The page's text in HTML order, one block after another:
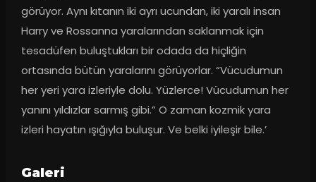
görüyor. Aynı kıtanın iki ayrı ucundan, iki yaralı insan
Harry ve Rossanna yaralarından saklanmak için
tesadüfen buluştukları bir odada da hiçliğin
ortasında bütün yaralarını görüyorlar. “Vücudumun
her yeri yara izleriyle dolu. Yüzlerce! Vücudumun her
yanını yıldızlar sarmış gibi.” O zaman kozmik yara
izleri hayatın ışığıyla buluşur. Ve belki iyileşir bile.’
Galeri